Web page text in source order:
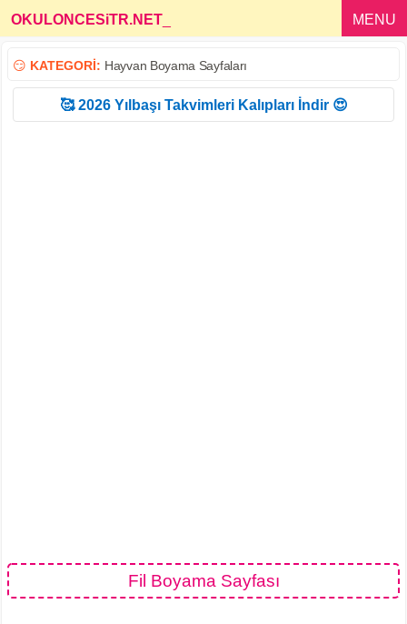
OKULONCESiTR.NET MENU
😏 KATEGORİ: Hayvan Boyama Sayfaları
🥰 2026 Yılbaşı Takvimleri Kalıpları İndir 😍
Fil Boyama Sayfası